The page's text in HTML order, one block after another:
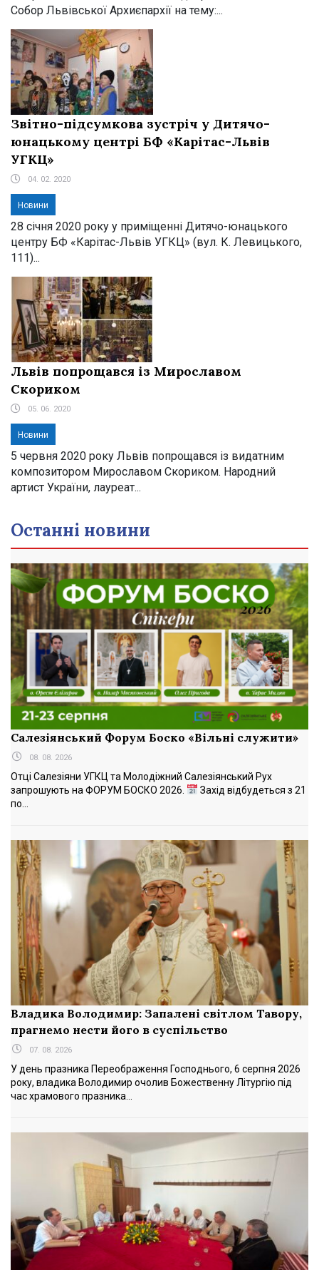
Собор Львівської Архиєпархії на тему:...
Звітно-підсумкова зустріч у Дитячо-
юнацькому центрі БФ «Карітас-Львів
УГКЦ»
04. 02. 2020
Новини
28 січня 2020 року у приміщенні Дитячо-юнацького
центру БФ «Карітас-Львів УГКЦ» (вул. К. Левицького,
111)...
Львів попрощався із Мирославом
Скориком
05. 06. 2020
Новини
5 червня 2020 року Львів попрощався із видатним
композитором Мирославом Скориком. Народний
артист України, лауреат...
Останні новини
Салезіянський Форум Боско «Вільні служити»
08. 08. 2026
Отці Салезіяни УГКЦ та Молодіжний Салезіянський Рух
запрошують на ФОРУМ БОСКО 2026.
Захід відбудеться з 21
по...
Владика Володимир: Запалені світлом Тавору,
прагнемо нести його в суспільство
07. 08. 2026
У день празника Переображення Господнього, 6 серпня 2026
року, владика Володимир очолив Божественну Літургію під
час храмового празника...